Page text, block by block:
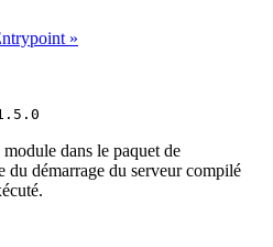
»
dans le paquet de
du démarrage du serveur compilé